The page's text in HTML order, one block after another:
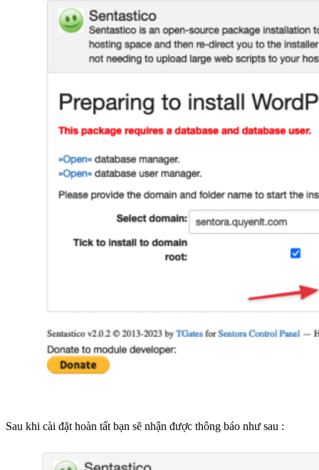
Sau khi cài đặt hoàn tất bạn sẽ nhận được thông báo như sau :